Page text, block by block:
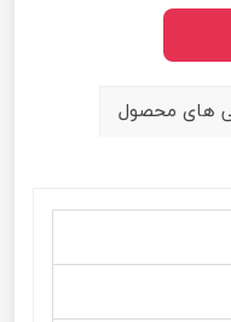
های محصول